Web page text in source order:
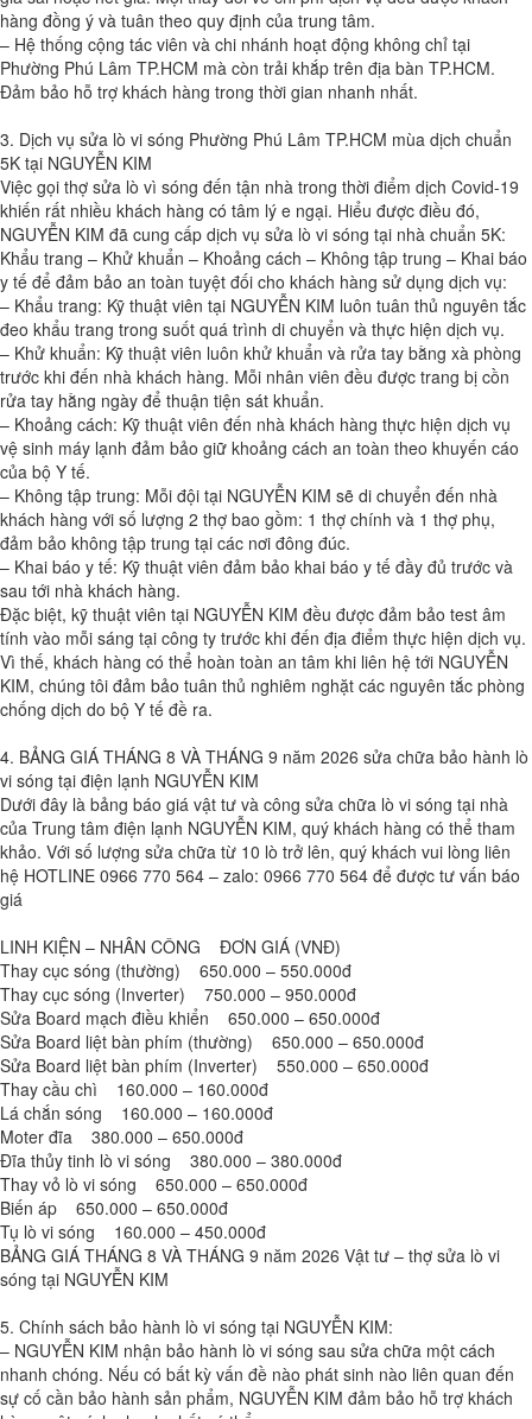
hàng đồng ý và tuân theo quy định của trung tâm.
– Hệ thống cộng tác viên và chi nhánh hoạt động không chỉ tại
Phường Phú Lâm TP.HCM mà còn trải khắp trên địa bàn TP.HCM.
Đảm bảo hỗ trợ khách hàng trong thời gian nhanh nhất.
3. Dịch vụ sửa lò vi sóng Phường Phú Lâm TP.HCM mùa dịch chuẩn
5K tại NGUYỄN KIM
Việc gọi thợ sửa lò vì sóng đến tận nhà trong thời điểm dịch Covid-19
khiến rất nhiều khách hàng có tâm lý e ngại. Hiểu được điều đó,
NGUYỄN KIM đã cung cấp dịch vụ sửa lò vi sóng tại nhà chuẩn 5K:
Khẩu trang – Khử khuẩn – Khoảng cách – Không tập trung – Khai báo
y tế để đảm bảo an toàn tuyệt đối cho khách hàng sử dụng dịch vụ:
– Khẩu trang: Kỹ thuật viên tại NGUYỄN KIM luôn tuân thủ nguyên tắc
đeo khẩu trang trong suốt quá trình di chuyển và thực hiện dịch vụ.
– Khử khuẩn: Kỹ thuật viên luôn khử khuẩn và rửa tay bằng xà phòng
trước khi đến nhà khách hàng. Mỗi nhân viên đều được trang bị cồn
rửa tay hằng ngày để thuận tiện sát khuẩn.
– Khoảng cách: Kỹ thuật viên đến nhà khách hàng thực hiện dịch vụ
vệ sinh máy lạnh đảm bảo giữ khoảng cách an toàn theo khuyến cáo
của bộ Y tế.
– Không tập trung: Mỗi đội tại NGUYỄN KIM sẽ di chuyển đến nhà
khách hàng với số lượng 2 thợ bao gồm: 1 thợ chính và 1 thợ phụ,
đảm bảo không tập trung tại các nơi đông đúc.
– Khai báo y tế: Kỹ thuật viên đảm bảo khai báo y tế đầy đủ trước và
sau tới nhà khách hàng.
Đặc biệt, kỹ thuật viên tại NGUYỄN KIM đều được đảm bảo test âm
tính vào mỗi sáng tại công ty trước khi đến địa điểm thực hiện dịch vụ.
Vì thế, khách hàng có thể hoàn toàn an tâm khi liên hệ tới NGUYỄN
KIM, chúng tôi đảm bảo tuân thủ nghiêm nghặt các nguyên tắc phòng
chống dịch do bộ Y tế đề ra.
4. BẢNG GIÁ THÁNG 8 VÀ THÁNG 9 năm 2026 sửa chữa bảo hành lò
vi sóng tại điện lạnh NGUYỄN KIM
Dưới đây là bảng báo giá vật tư và công sửa chữa lò vi sóng tại nhà
của Trung tâm điện lạnh NGUYỄN KIM, quý khách hàng có thể tham
khảo. Với số lượng sửa chữa từ 10 lò trở lên, quý khách vui lòng liên
hệ HOTLINE 0966 770 564 – zalo: 0966 770 564 để được tư vấn báo
giá
LINH KIỆN – NHÂN CÔNG ĐƠN GIÁ (VNĐ)
Thay cục sóng (thường) 650.000 – 550.000đ
Thay cục sóng (Inverter) 750.000 – 950.000đ
Sửa Board mạch điều khiển 650.000 – 650.000đ
Sửa Board liệt bàn phím (thường) 650.000 – 650.000đ
Sửa Board liệt bàn phím (Inverter) 550.000 – 650.000đ
Thay cầu chì 160.000 – 160.000đ
Lá chắn sóng 160.000 – 160.000đ
Moter đĩa 380.000 – 650.000đ
Đĩa thủy tinh lò vi sóng 380.000 – 380.000đ
Thay vỏ lò vi sóng 650.000 – 650.000đ
Biến áp 650.000 – 650.000đ
Tụ lò vi sóng 160.000 – 450.000đ
BẢNG GIÁ THÁNG 8 VÀ THÁNG 9 năm 2026 Vật tư – thợ sửa lò vi
sóng tại NGUYỄN KIM
5. Chính sách bảo hành lò vi sóng tại NGUYỄN KIM:
– NGUYỄN KIM nhận bảo hành lò vi sóng sau sửa chữa một cách
nhanh chóng. Nếu có bất kỳ vấn đề nào phát sinh nào liên quan đến
sự cố cần bảo hành sản phẩm, NGUYỄN KIM đảm bảo hỗ trợ khách